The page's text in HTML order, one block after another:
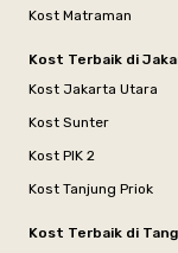
Kost Matraman
Kost Terbaik di
Kost Jakarta Utara
Kost Sunter
Kost PIK 2
Kost Tanjung Priok
Kost Terbaik di